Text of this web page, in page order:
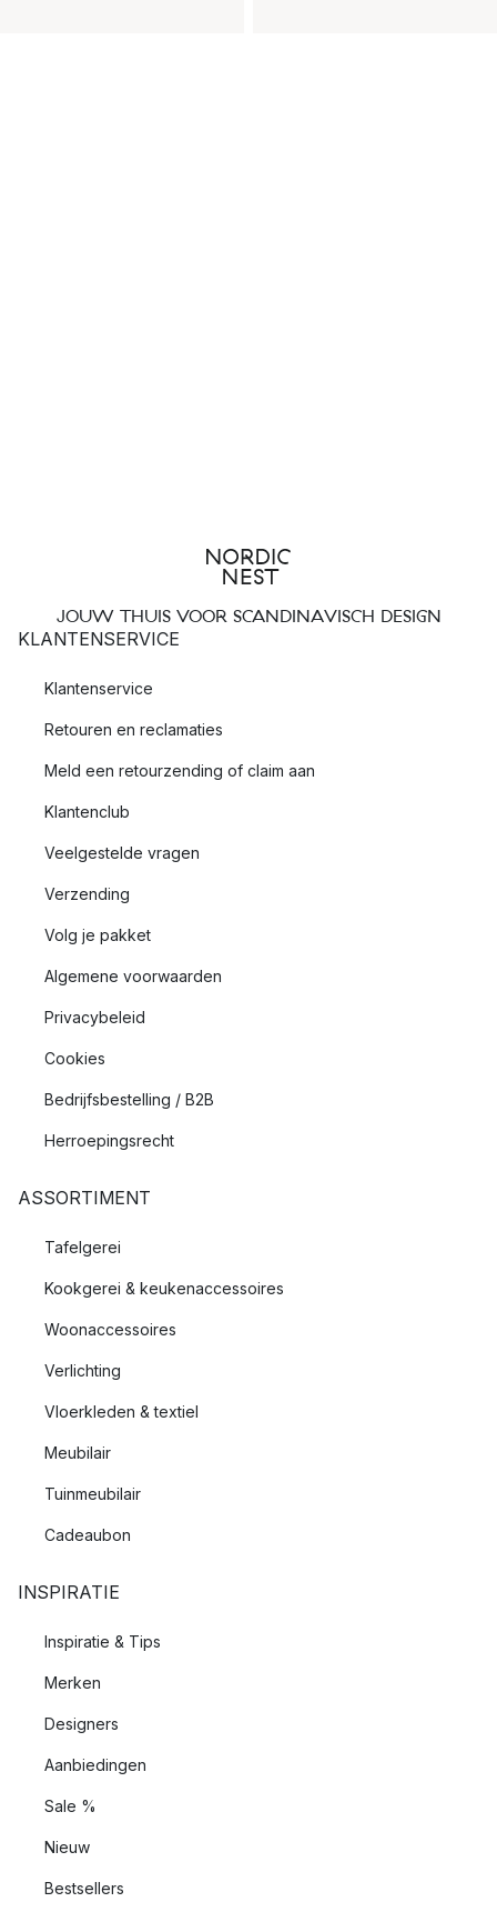
JOUW THUIS VOOR SCANDINAVISCH DESIGN
KLANTENSERVICE
Klantenservice
Retouren en reclamaties
Meld een retourzending of claim aan
Klantenclub
Veelgestelde vragen
Verzending
Volg je pakket
Algemene voorwaarden
Privacybeleid
Cookies
Bedrijfsbestelling / B2B
Herroepingsrecht
ASSORTIMENT
Tafelgerei
Kookgerei & keukenaccessoires
Woonaccessoires
Verlichting
Vloerkleden & textiel
Meubilair
Tuinmeubilair
Cadeaubon
INSPIRATIE
Inspiratie & Tips
Merken
Designers
Aanbiedingen
Sale %
Nieuw
Bestsellers